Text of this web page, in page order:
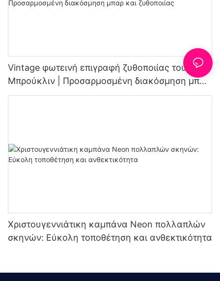
Vintage φωτεινή επιγραφή ζυθοποιίας του
Μπρούκλιν | Προσαρμοσμένη διακόσμηση μπαρ
και ζυθοποιίας
Χριστουγεννιάτικη καμπάνα Neon πολλαπλών
σκηνών: Εύκολη τοποθέτηση και ανθεκτικότητα